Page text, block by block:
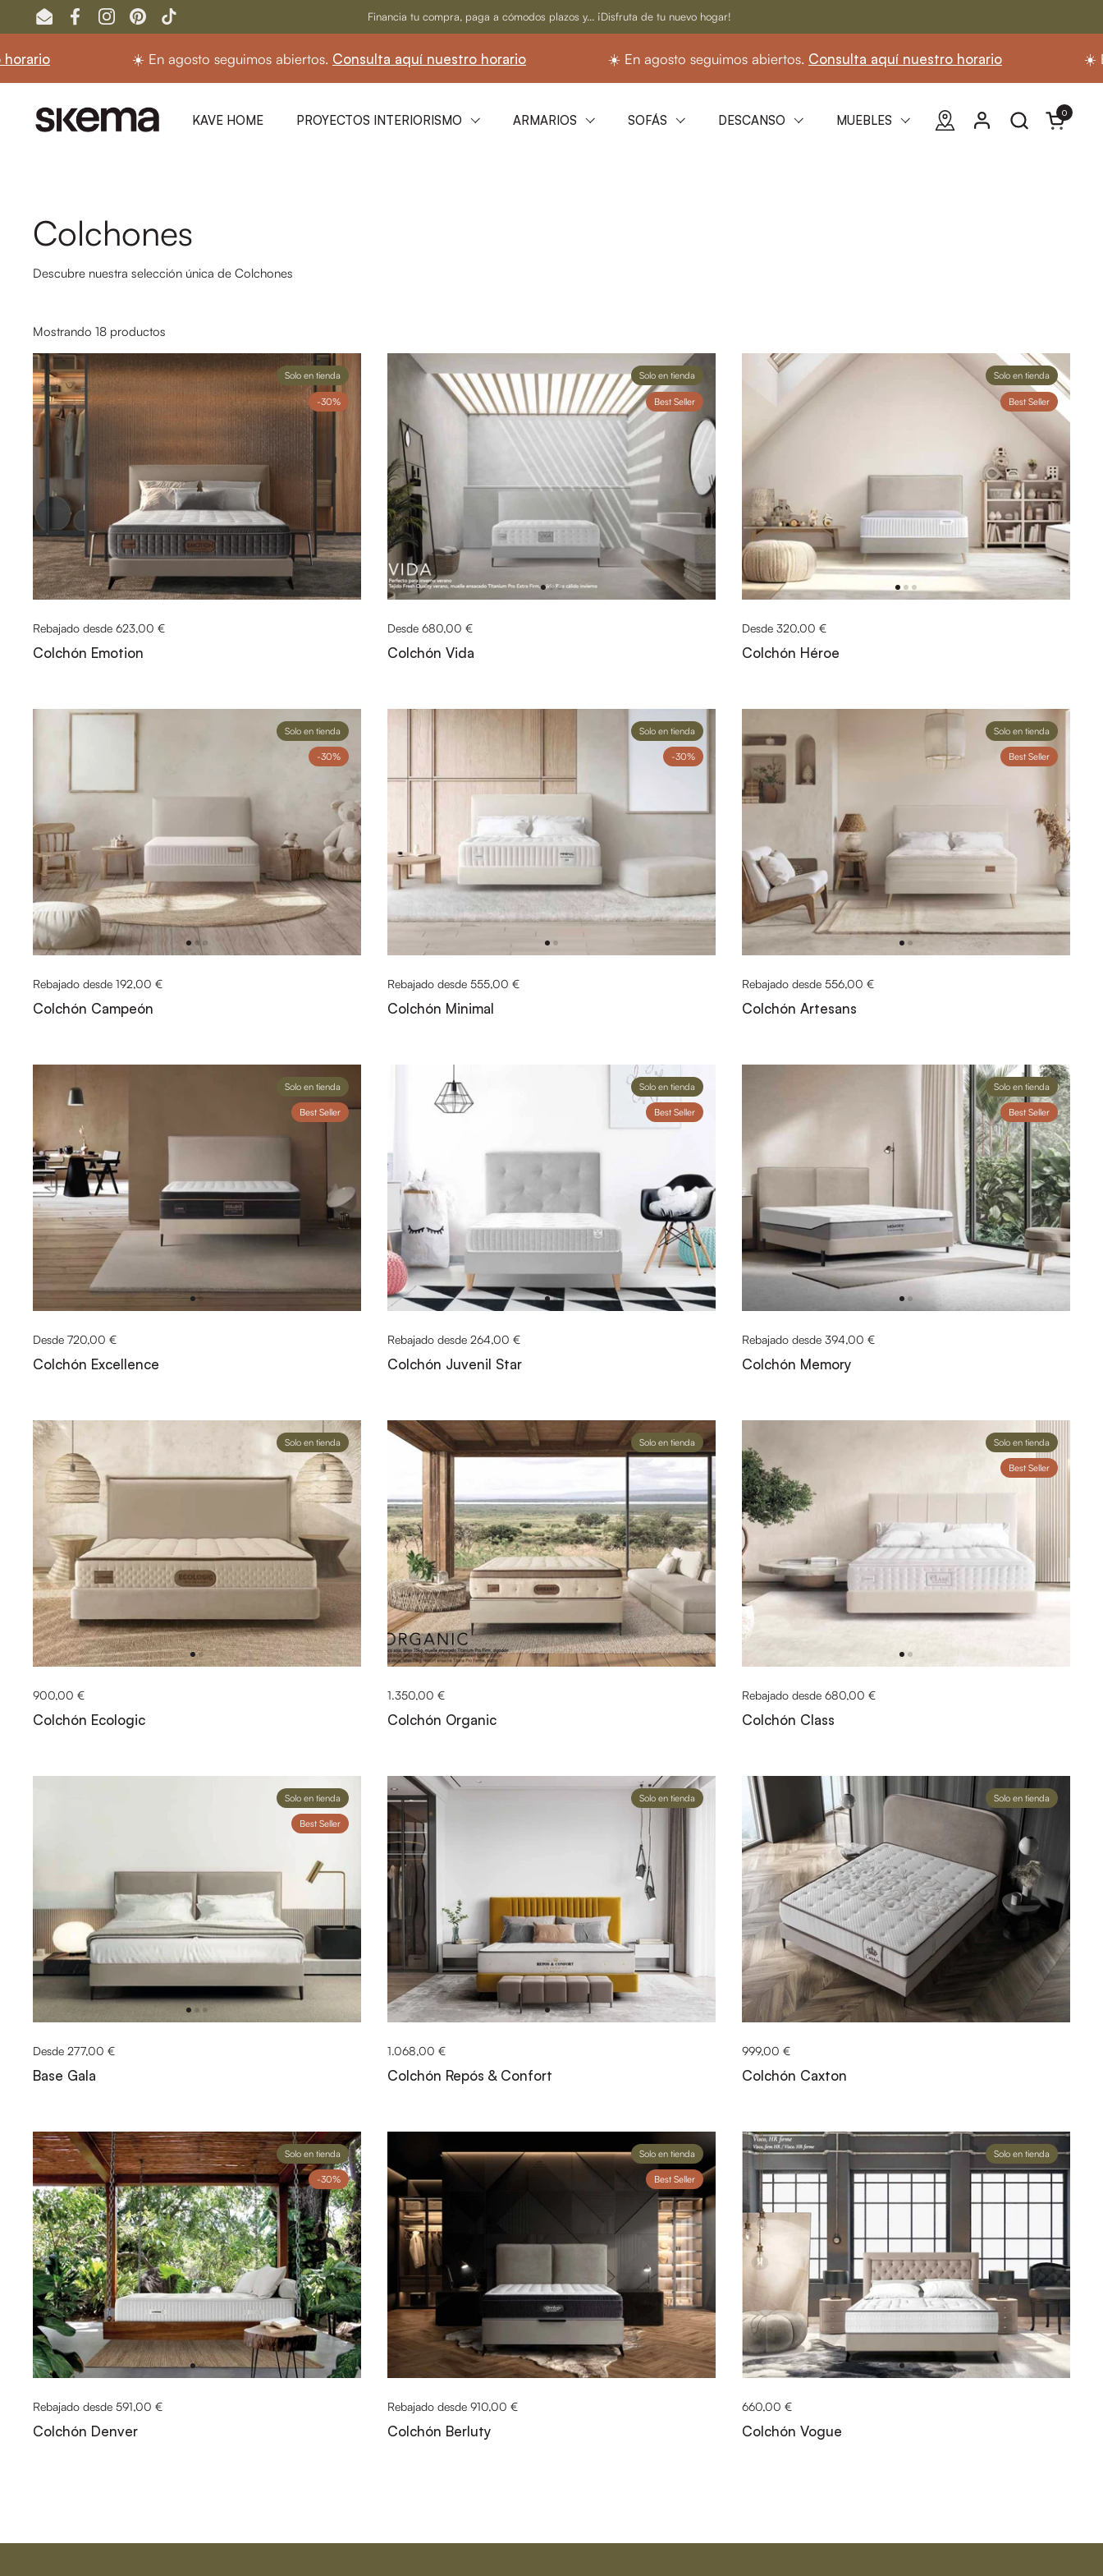
Ir al contenido
EmailFacebookInstagram
PinterestTikTok
Financia tu compra, paga a cómodos plazos y... ¡Disfruta de tu nuevo hogar!
☀️ En agosto seguimos abiertos.Consulta aquí nuestro horario ☀️ En agosto seguimos abiertos.Consulta aquí nuestro horario ☀️ En agosto
Abrir
0
KAVE HOME PROYECTOS INTERIORISMO ARMARIOS SOFÁS DESCANSO MUEBLES
Colchones
Descubre nuestra selección única de Colchones
Mostrando 18 productos
Rebajado desde 623,00 €
Colchón Emotion
Solo en tienda
-30%
Desde 680,00 €
Colchón Vida
Solo en tienda
Best Seller
Desde 320,00 €
Colchón Héroe
Solo en tienda
Best Seller
Rebajado desde 192,00 €
Colchón Campeón
Solo en tienda
-30%
Rebajado desde 555,00 €
Colchón Minimal
Solo en tienda
-30%
Rebajado desde 556,00 €
Colchón Artesans
Solo en tienda
Best Seller
Desde 720,00 €
Colchón Excellence
Solo en tienda
Best Seller
Rebajado desde 264,00 €
Colchón Juvenil Star
Solo en tienda
Best Seller
Rebajado desde 394,00 €
Colchón Memory
Solo en tienda
Best Seller
900,00 €
Colchón Ecologic
Solo en tienda
1.350,00 €
Colchón Organic
Solo en tienda
Rebajado desde 680,00 €
Colchón Class
Solo en tienda
Best Seller
Desde 277,00 €
Base Gala
Solo en tienda
Best Seller
1.068,00 €
Colchón Repós & Confort
Solo en tienda
999,00 €
Colchón Caxton
Solo en tienda
Rebajado desde 591,00 €
Colchón Denver
Solo en tienda
-30%
Rebajado desde 910,00 €
Colchón Berluty
Solo en tienda
Best Seller
660,00 €
Colchón Vogue
Solo en tienda